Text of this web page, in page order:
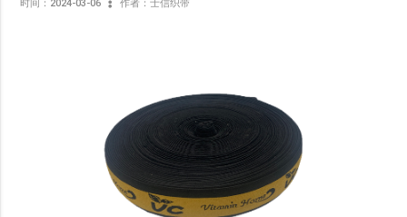
时间：2024-03-06 作者：士信织带